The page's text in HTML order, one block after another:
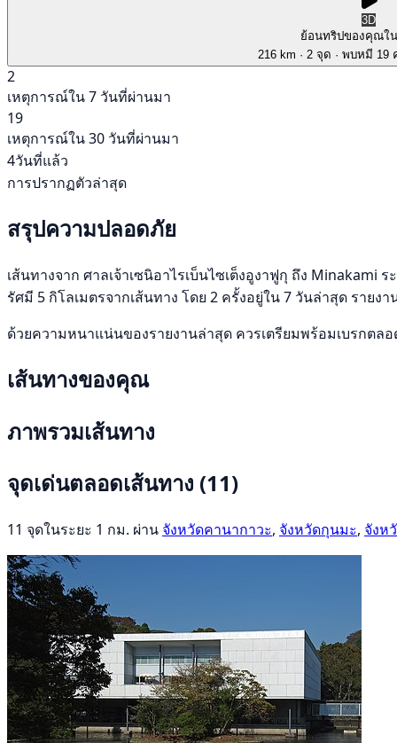
3D
ย้อนทริปของคุณใ
216 km · 2 จุด · พบหมี 19
2
เหตุการณ์ใน 7 วันที่ผ่านมา
19
เหตุการณ์ใน 30 วันที่ผ่านมา
4วันที่แล้ว
การปรากฏตัวล่าสุด
สรุปความปลอดภัย
เส้นทางจาก ศาลเจ้าเซนิอาไรเบ็นไซเต็งอูงาฟูกุ ถึง
รัศมี 5 กิโลเมตรจากเส้นทาง โดย 2 ครั้งอยู่ใน 7 วันล่าสุด ราย
ด้วยความหนาแน่นของรายงานล่าสุด ควรเตรียมพร้อมเบรกตล
เส้นทางของคุณ
ภาพรวมเส้นทาง
จุดเด่นตลอดเส้นทาง (11)
11 จุดในระยะ 1 กม. ผ่าน จังหวัดคานากาวะ, จังหวัดกุนมะ, จังห